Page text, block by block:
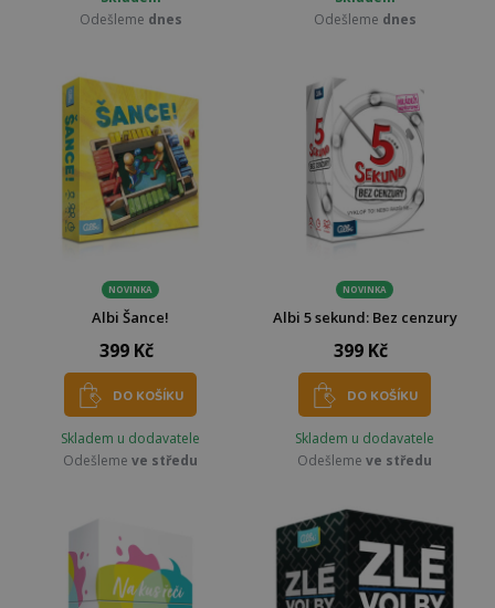
Odešleme dnes
Odešleme dnes
NOVINKA
Albi Šance!
399 Kč
DO KOŠÍKU
Skladem u dodavatele
Odešleme ve středu
NOVINKA
Albi 5 sekund: Bez cenzury
399 Kč
DO KOŠÍKU
Skladem u dodavatele
Odešleme ve středu